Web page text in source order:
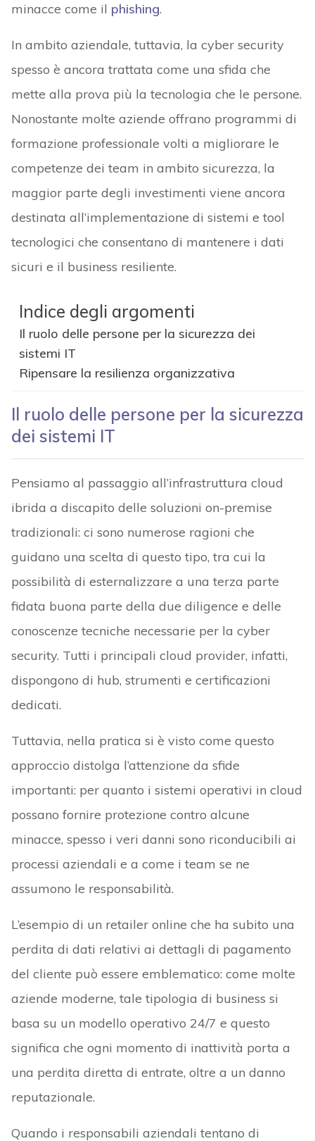
minacce come il phishing.
In ambito aziendale, tuttavia, la cyber security
spesso è ancora trattata come una sfida che
mette alla prova più la tecnologia che le persone.
Nonostante molte aziende offrano programmi di
formazione professionale volti a migliorare le
competenze dei team in ambito sicurezza, la
maggior parte degli investimenti viene ancora
destinata all’implementazione di sistemi e tool
tecnologici che consentano di mantenere i dati
sicuri e il business resiliente.
Indice degli argomenti
Il ruolo delle persone per la sicurezza dei
sistemi IT
Ripensare la resilienza organizzativa
Il ruolo delle persone per la sicurezza
dei sistemi IT
Pensiamo al passaggio all’infrastruttura cloud
ibrida a discapito delle soluzioni on-premise
tradizionali: ci sono numerose ragioni che
guidano una scelta di questo tipo, tra cui la
possibilità di esternalizzare a una terza parte
fidata buona parte della due diligence e delle
conoscenze tecniche necessarie per la cyber
security. Tutti i principali cloud provider, infatti,
dispongono di hub, strumenti e certificazioni
dedicati.
Tuttavia, nella pratica si è visto come questo
approccio distolga l’attenzione da sfide
importanti: per quanto i sistemi operativi in cloud
possano fornire protezione contro alcune
minacce, spesso i veri danni sono riconducibili ai
processi aziendali e a come i team se ne
assumono le responsabilità.
L’esempio di un retailer online che ha subito una
perdita di dati relativi ai dettagli di pagamento
del cliente può essere emblematico: come molte
aziende moderne, tale tipologia di business si
basa su un modello operativo 24/7 e questo
significa che ogni momento di inattività porta a
una perdita diretta di entrate, oltre a un danno
reputazionale.
Quando i responsabili aziendali tentano di